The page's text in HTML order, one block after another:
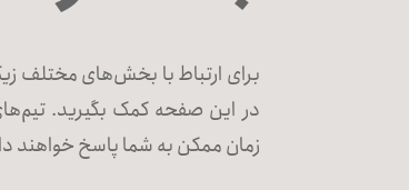
برای ارتباط با بخش‌های مختلف
در این صفحه کمک بگیرید.
زمان ممکن به شما پاسخ خواهند